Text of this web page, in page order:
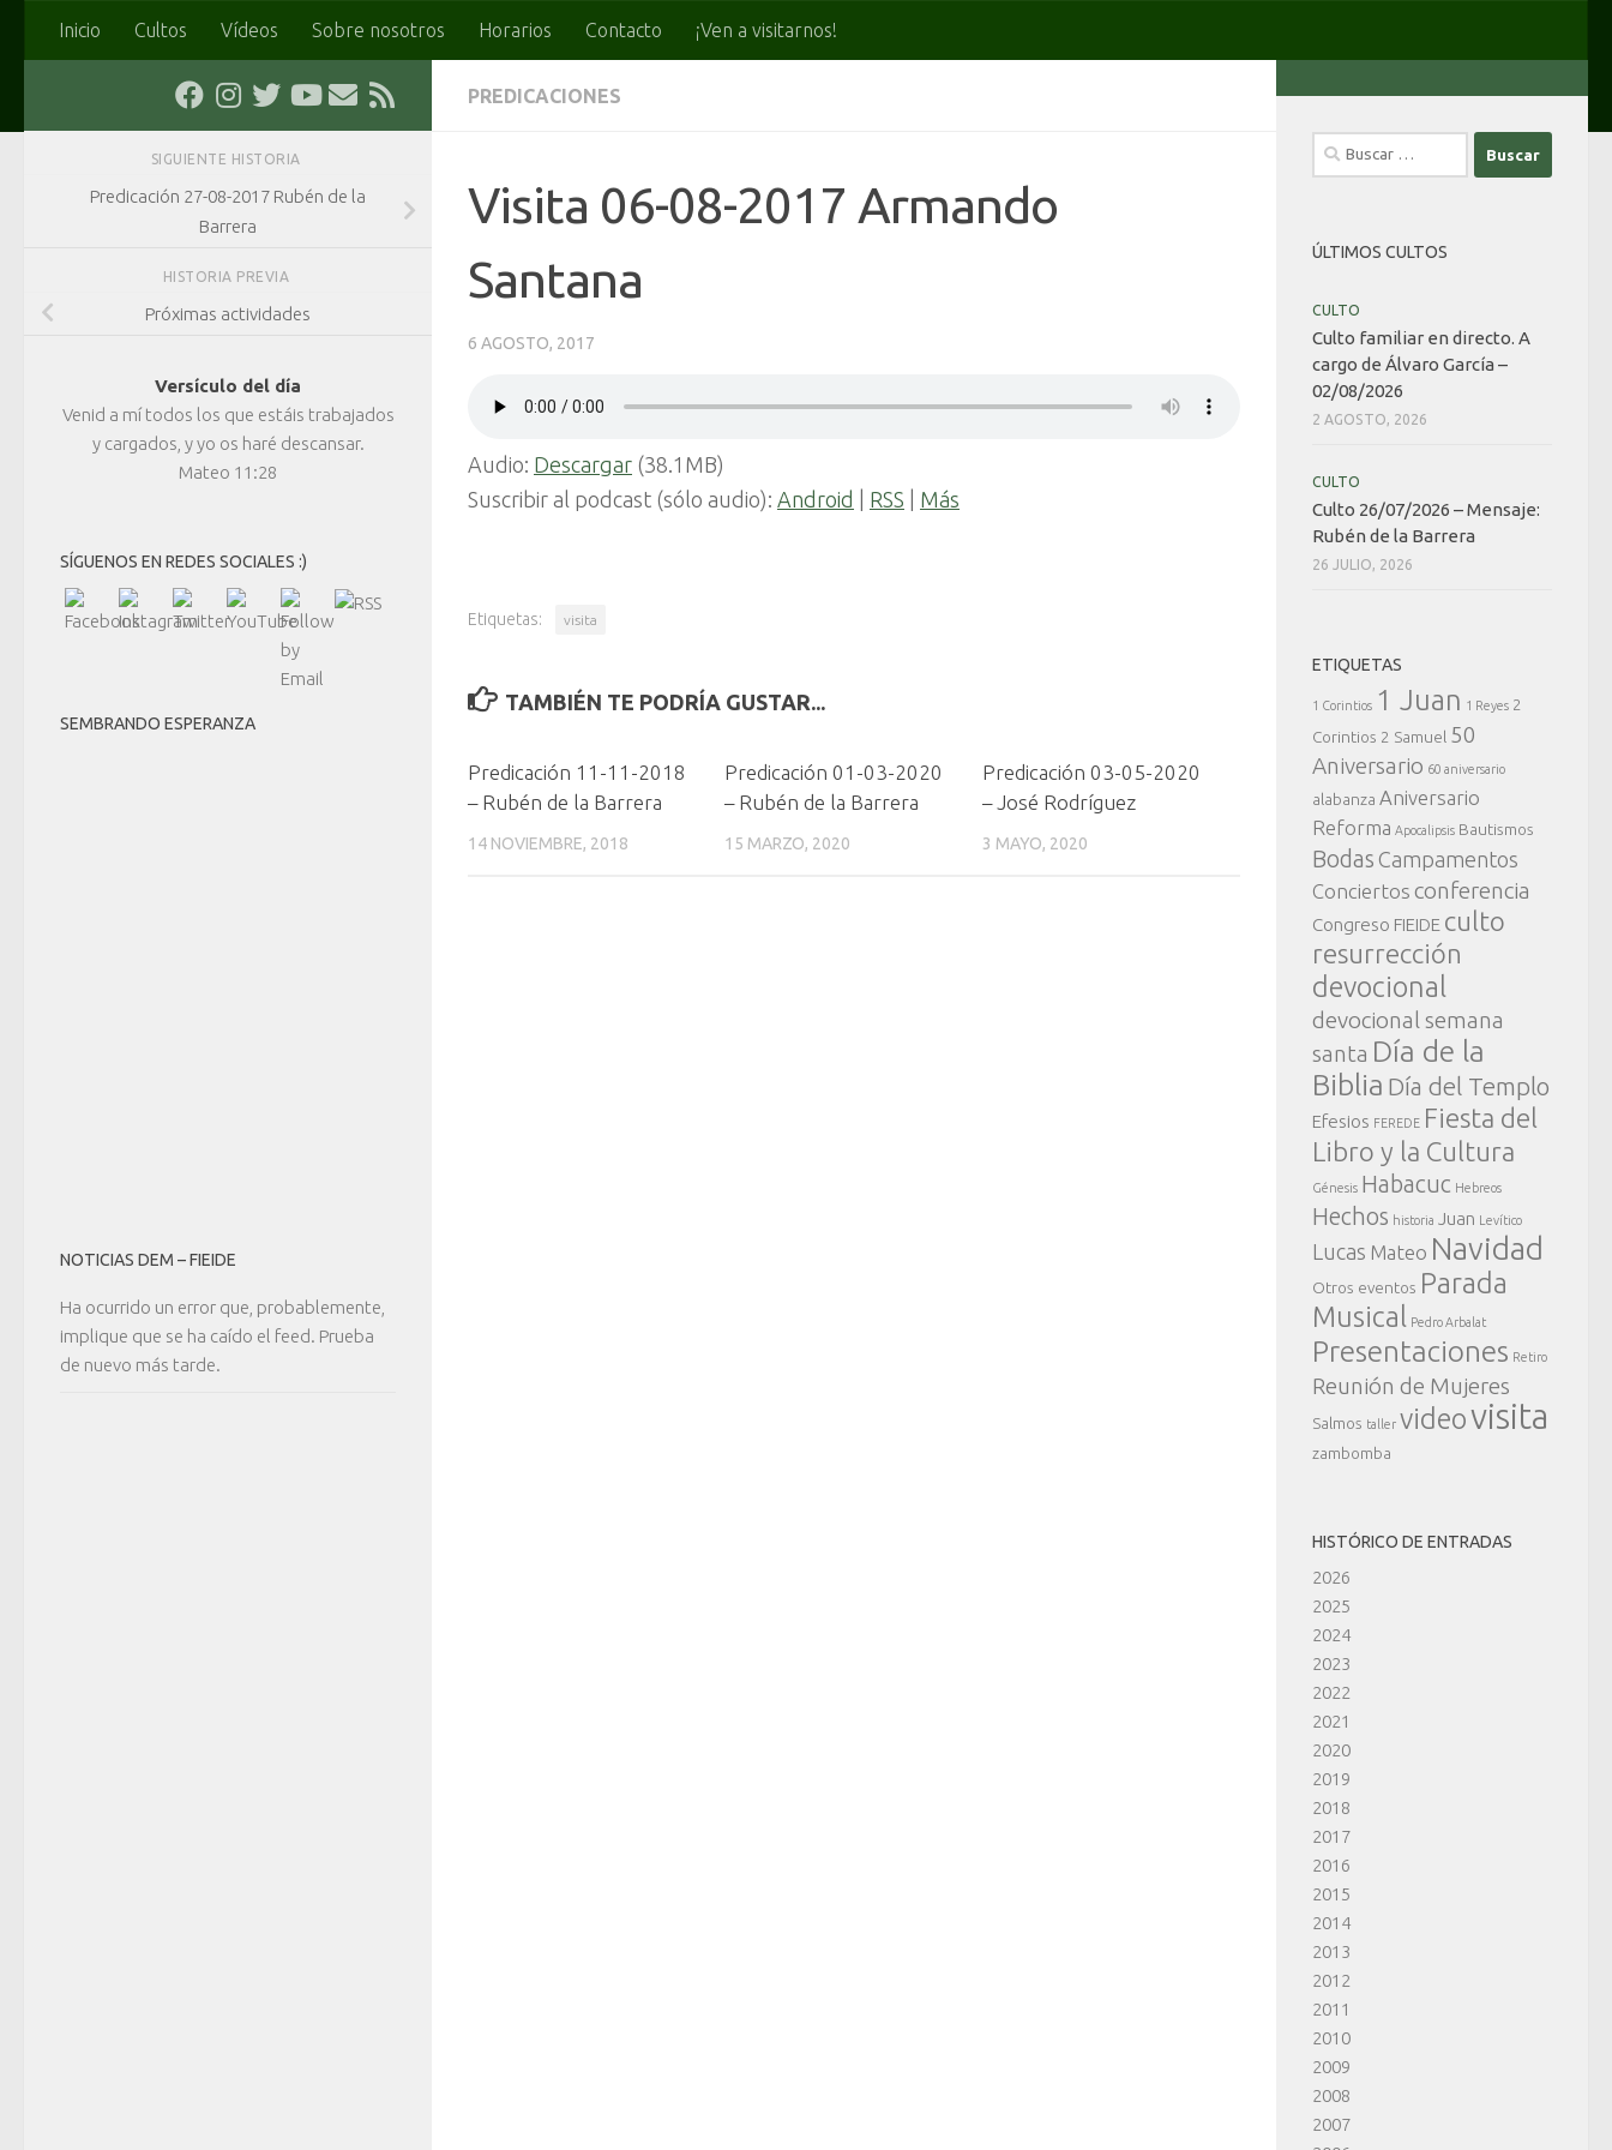
Saltar al contenido
Inicio Cultos Vídeos Sobre nosotros Horarios Contacto ¡Ven a visitarnos!
PREDICACIONES
Visita 06-08-2017 Armando
Santana
6 AGOSTO, 2017
Audio: Descargar (38.1MB)
Suscribir al podcast (sólo audio): Android RSS Más
Etiquetas: visita
TAMBIÉN TE PODRÍA GUSTAR...
Predicación 11-11-2018
– Rubén de la Barrera
14 NOVIEMBRE, 2018
Predicación 01-03-2020
– Rubén de la Barrera
15 MARZO, 2020
Predicación 03-05-2020
– José Rodríguez
3 MAYO, 2020
SIGUIENTE HISTORIA
Predicación 27-08-2017 Rubén de la
Barrera
HISTORIA PREVIA
Próximas actividades
Versículo del día
Venid a mí todos los que estáis trabajados
y cargados, y yo os haré descansar.
Mateo 11:28
SÍGUENOS EN REDES SOCIALES :)
SEMBRANDO ESPERANZA
NOTICIAS DEM – FIEIDE
Ha ocurrido un error que, probablemente,
implique que se ha caído el feed. Prueba
de nuevo más tarde.
Buscar:
ÚLTIMOS CULTOS
CULTO
Culto familiar en directo. A
cargo de Álvaro García –
02/08/2026
2 AGOSTO, 2026
CULTO
Culto 26/07/2026 – Mensaje:
Rubén de la Barrera
26 JULIO, 2026
ETIQUETAS
1 Corintios 1 Juan 1 Reyes 2
Corintios 2 Samuel 50
Aniversario 60 aniversario
alabanza Aniversario
Reforma Apocalipsis Bautismos
Bodas Campamentos
Conciertos conferencia
Congreso FIEIDE culto
resurrección
devocional
devocional semana
santa Día de la
Biblia Día del Templo
Efesios FEREDE Fiesta del
Libro y la Cultura
Génesis Habacuc Hebreos
Hechos historia Juan Levítico
Lucas Mateo Navidad
Otros eventos Parada
Musical
Pedro Arbalat
Presentaciones Retiro
Reunión de Mujeres
Salmos taller videovisita
zambomba
HISTÓRICO DE ENTRADAS
2026
2025
2024
2023
2022
2021
2020
2019
2018
2017
2016
2015
2014
2013
2012
2011
2010
2009
2008
2007